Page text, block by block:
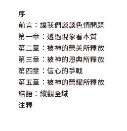
序
前言：讓我們談談色情問題
第一章：透過現象看本質
第二章：被神的榮美所釋放
第三章：被神的恩典所釋放
第四章：信心的爭戰
第五章：被神的榮耀所釋放
結語：縱觀全域
注釋